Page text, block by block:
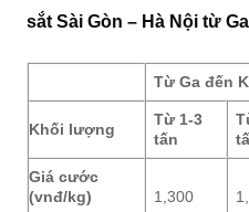
sắt Sài Gòn – Hà Nội từ
Từ Ga đến
Khối lượng
Từ 1-3
tấn
Giá cước
(vnđ/kg)
1,300